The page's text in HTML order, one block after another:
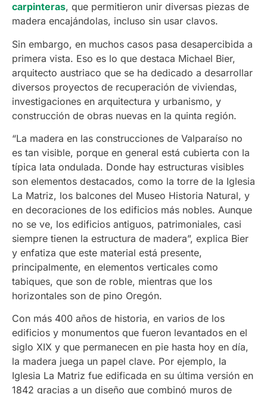
carpinteras, que permitieron unir diversas piezas de
madera encajándolas, incluso sin usar clavos.
Sin embargo, en muchos casos pasa desapercibida a
primera vista. Eso es lo que destaca Michael Bier,
arquitecto austriaco que se ha dedicado a desarrollar
diversos proyectos de recuperación de viviendas,
investigaciones en arquitectura y urbanismo, y
construcción de obras nuevas en la quinta región.
“La madera en las construcciones de Valparaíso no
es tan visible, porque en general está cubierta con la
típica lata ondulada. Donde hay estructuras visibles
son elementos destacados, como la torre de la Iglesia
La Matriz, los balcones del Museo Historia Natural, y
en decoraciones de los edificios más nobles. Aunque
no se ve, los edificios antiguos, patrimoniales, casi
siempre tienen la estructura de madera”, explica Bier
y enfatiza que este material está presente,
principalmente, en elementos verticales como
tabiques, que son de roble, mientras que los
horizontales son de pino Oregón.
Con más 400 años de historia, en varios de los
edificios y monumentos que fueron levantados en el
siglo XIX y que permanecen en pie hasta hoy en día,
la madera juega un papel clave. Por ejemplo, la
Iglesia La Matriz fue edificada en su última versión en
1842 gracias a un diseño que combinó muros de